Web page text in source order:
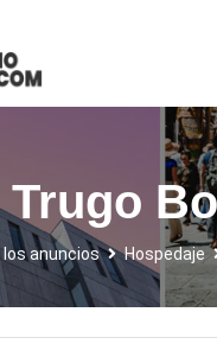
Trugo
los anuncios Hospedaje